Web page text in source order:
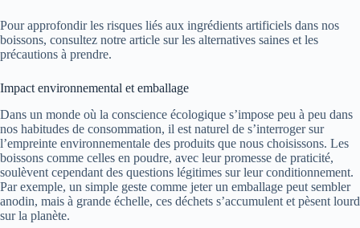
Pour approfondir les risques liés aux ingrédients artificiels dans nos
boissons, consultez notre article sur les alternatives saines et les
précautions à prendre.
Impact environnemental et emballage
Dans un monde où la conscience écologique s’impose peu à peu dans
nos habitudes de consommation, il est naturel de s’interroger sur
l’empreinte environnementale des produits que nous choisissons. Les
boissons comme celles en poudre, avec leur promesse de praticité,
soulèvent cependant des questions légitimes sur leur conditionnement.
Par exemple, un simple geste comme jeter un emballage peut sembler
anodin, mais à grande échelle, ces déchets s’accumulent et pèsent lourd
sur la planète.